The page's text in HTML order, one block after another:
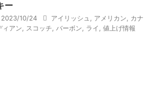
ー
2023/10/24 アイリッシュ アメリカン
カナ
ィアン
スコッチ バーボン ライ 値上げ情報